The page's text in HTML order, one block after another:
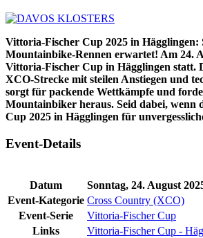
Vittoria-Fischer Cup 2025 in Hägglingen:
Mountainbike-Rennen erwartet! Am 24.
Vittoria-Fischer Cup in Hägglingen statt.
XCO-Strecke mit steilen Anstiegen und
sorgt für packende Wettkämpfe und
Mountainbiker heraus. Seid dabei, wenn
Cup 2025 in Hägglingen für
Event-Details
Datum
Sonntag, 24. August
Event-Kategorie Cross Country (XCO)
Event-Serie
Vittoria-Fischer Cup
Links
Vittoria-Fischer Cup -